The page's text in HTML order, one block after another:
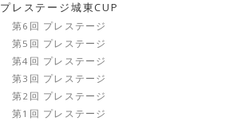
プレステージ城東CUP
第6回 プレステージ
第5回 プレステージ
第4回 プレステージ
第3回 プレステージ
第2回 プレステージ
第1回 プレステージ